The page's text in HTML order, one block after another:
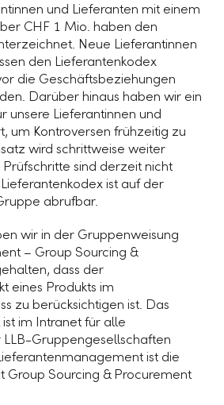
und Lieferanten mit einem
CHF 1 Mio. haben den
Neue Lieferantinnen
den Lieferantenkodex
die Geschäftsbeziehungen
Darüber hinaus haben wir ein
unsere Lieferantinnen und
um Kontroversen frühzeitig zu
wird schrittweise weiter
sind derzeit nicht
ist auf der
abrufbar.
wir in der Gruppenweisung
– Group Sourcing &
dass der
eines Produkts im
zu berücksichtigen ist. Das
im Intranet für alle
Gruppengesellschaften
ist die
Group Sourcing & Procurement